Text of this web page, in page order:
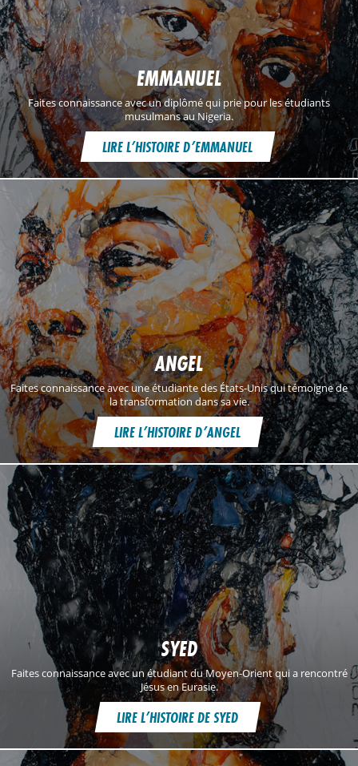
EMMANUEL
Faites connaissance avec un diplômé qui prie pour les étudiants
musulmans au Nigeria.
LIRE L’HISTOIRE D’EMMANUEL
ANGEL
Faites connaissance avec une étudiante des États-Unis qui témoigne de
la transformation dans sa vie.
LIRE L’HISTOIRE D’ANGEL
SYED
Faites connaissance avec un étudiant du Moyen-Orient qui a rencontré
Jésus en Eurasie.
LIRE L’HISTOIRE DE SYED